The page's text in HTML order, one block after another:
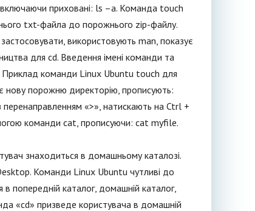
приховані: ls –a. Команда touch
txt-файла до порожнього zip-файлу.
використовують man, показує
для cd. Введення імені команди та
Приклад команди Linux Ubuntu touch для
порожню директорію, прописують:
«>», натискають на Ctrl +
команди cat, прописуючи: cat myfile.
знаходиться в домашньому каталозі.
Команди Linux Ubuntu чутливі до
попередній каталог, домашній каталог,
«cd» призведе користувача в домашній